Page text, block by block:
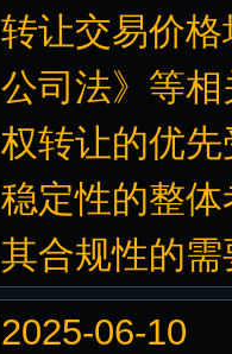
转让交易价
公司法》等
权转让的优
稳定性的整
其合规性的
2025-06-10